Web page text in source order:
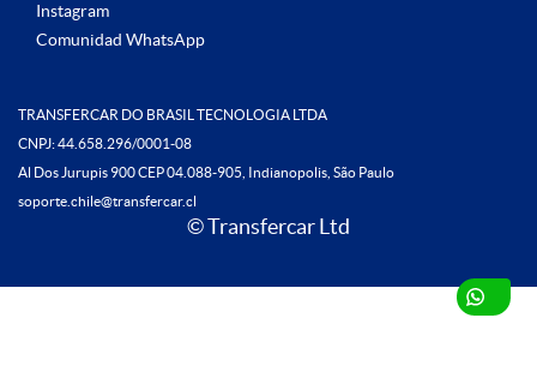
Instagram
Comunidad WhatsApp
TRANSFERCAR DO BRASIL TECNOLOGIA LTDA
CNPJ: 44.658.296/0001-08
Al Dos Jurupis 900 CEP 04.088-905, Indianopolis, São Paulo
soporte.chile@transfercar.cl
© Transfercar Ltd